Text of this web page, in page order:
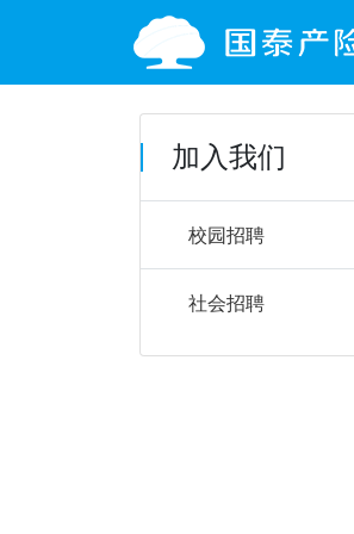
加入我们
校园招聘
社会招聘